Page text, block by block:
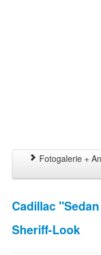
Fotogalerie +
Cadillac
Sheriff-Look